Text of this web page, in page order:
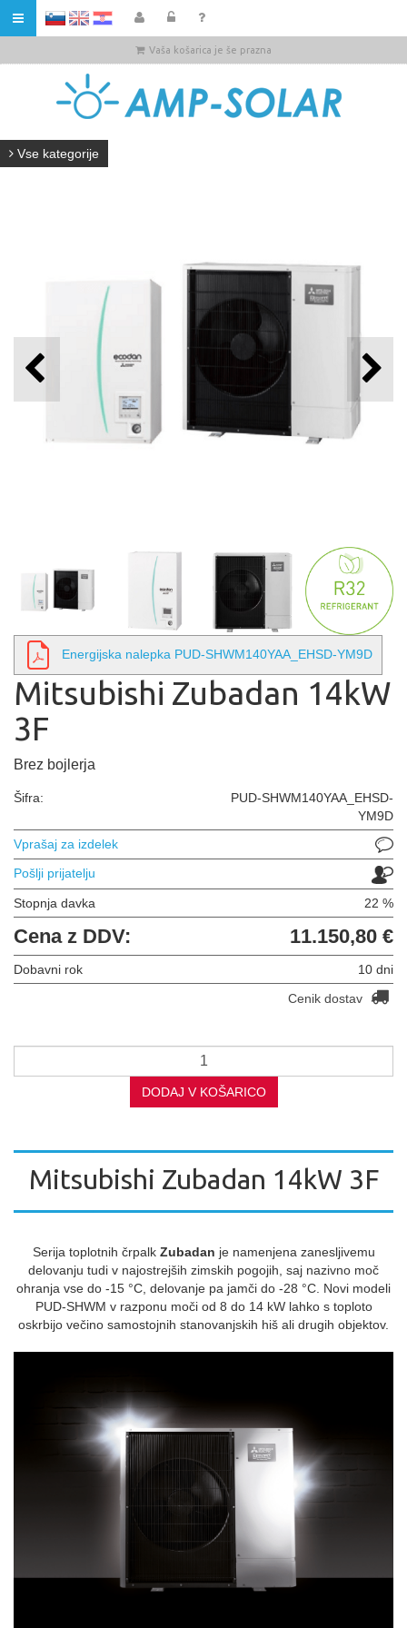
HR
Vaša košarica je še prazna
Vse kategorije
Energijska nalepka PUD-SHWM140YAA_EHSD-YM9D
Mitsubishi Zubadan 14kW
3F
Brez bojlerja
Šifra:
PUD-SHWM140YAA_EHSD-
YM9D
Vprašaj za izdelek
Pošlji prijatelju
Stopnja davka 22 %
Cena z DDV: 11.150,80 €
Dobavni rok
10 dni
Cenik dostav
DODAJ V KOŠARICO
Mitsubishi Zubadan 14kW 3F
Serija toplotnih črpalk Zubadan je namenjena zanesljivemu
delovanju tudi v najostrejših zimskih pogojih, saj nazivno moč
ohranja vse do -15 °C, delovanje pa jamči do -28 °C. Novi modeli
PUD-SHWM v razponu moči od 8 do 14 kW lahko s toploto
oskrbijo večino samostojnih stanovanjskih hiš ali drugih objektov.